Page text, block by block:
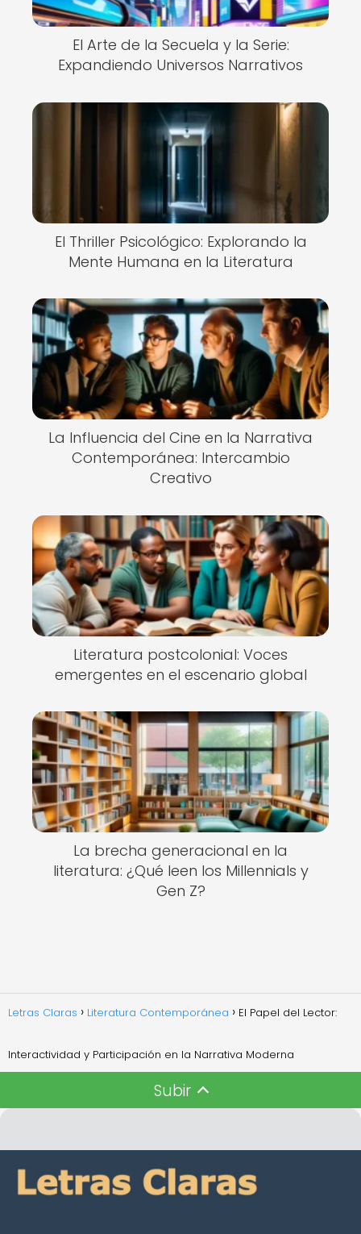
El Arte de la Secuela y la Serie:
Expandiendo Universos Narrativos
El Thriller Psicológico: Explorando la
Mente Humana en la Literatura
La Influencia del Cine en la Narrativa
Contemporánea: Intercambio
Creativo
Literatura postcolonial: Voces
emergentes en el escenario global
La brecha generacional en la
literatura: ¿Qué leen los Millennials y
Gen Z?
Letras Claras Literatura Contemporánea El Papel del Lector:
Interactividad y Participación en la Narrativa Moderna
Subir